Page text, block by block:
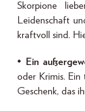
Skorpione
Leidenschaft
kraftvoll sind.
• Ein
oder Krimis. Ein
Geschenk, das